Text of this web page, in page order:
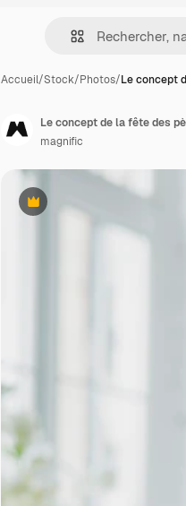
Accueil/Stock/Photos/Le concept
Premium
Le concept de la fête des
magnific